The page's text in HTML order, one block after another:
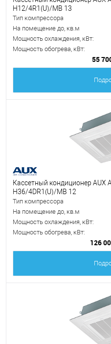
H12/4R1(U)/MB 13
Тип компрессора
На помещение до, кв.м
Мощность охлаждения, кВт:
Мощность обогрева, кВт:
55
Кассетный кондиционер AUX
H36/4DR1(U)/MB 12
Тип компрессора
На помещение до, кв.м
Мощность охлаждения, кВт:
Мощность обогрева, кВт:
126